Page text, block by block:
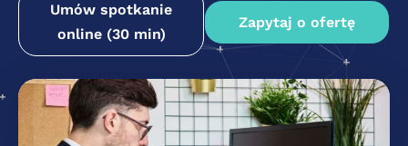
Umów spotkanie
online (30 min)
Zapytaj o ofertę